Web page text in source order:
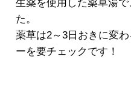
生薬を使用した薬草湯
た。
薬草は2～3日おきに変
ーを要チェックです！